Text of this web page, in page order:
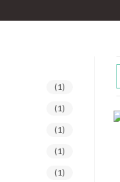
(1)
(1)
(1)
(1)
(1)